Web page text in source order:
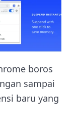
boros
sampai
baru yang